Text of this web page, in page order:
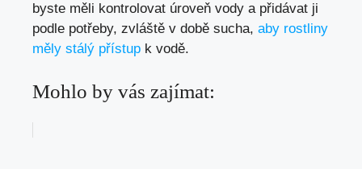
byste měli kontrolovat úroveň vody a přidávat ji
podle potřeby, zvláště v době sucha, aby rostliny
měly stálý přístup k vodě.
Mohlo by vás zajímat: